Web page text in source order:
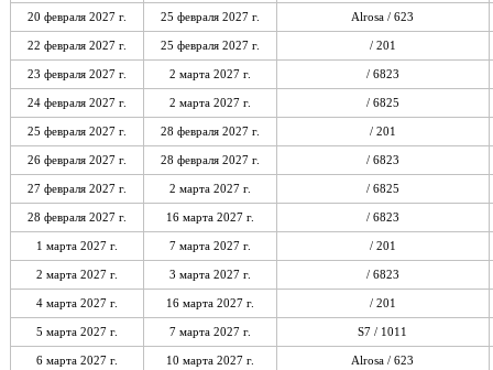
20 февраля 2027 г. 25 февраля 2027 г. Alrosa / 623
22 февраля 2027 г. 25 февраля 2027 г. / 201
23 февраля 2027 г. 2 марта 2027 г. / 6823
24 февраля 2027 г. 2 марта 2027 г. / 6825
25 февраля 2027 г. 28 февраля 2027 г. / 201
26 февраля 2027 г. 28 февраля 2027 г. / 6823
27 февраля 2027 г. 2 марта 2027 г. / 6825
28 февраля 2027 г. 16 марта 2027 г. / 6823
1 марта 2027 г. 7 марта 2027 г. / 201
2 марта 2027 г. 3 марта 2027 г. / 6823
4 марта 2027 г. 16 марта 2027 г. / 201
5 марта 2027 г. 7 марта 2027 г. S7 / 1011
6 марта 2027 г. 10 марта 2027 г. Alrosa / 623